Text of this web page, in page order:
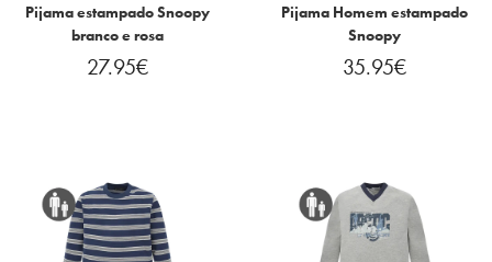
Pijama estampado Snoopy
branco e rosa
27.95€
Pijama Homem estampado
Snoopy
35.95€